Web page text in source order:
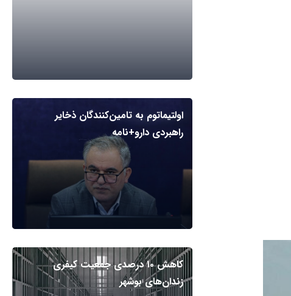
اولتیماتوم به تامین‌کنندگان ذخایر
راهبردی دارو+نامه
کاهش ۱۰ درصدی جمعیت کیفری
زندان‌های بوشهر